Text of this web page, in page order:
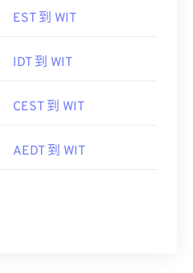
EST 到 WIT
IDT 到 WIT
CEST 到 WIT
AEDT 到 WIT